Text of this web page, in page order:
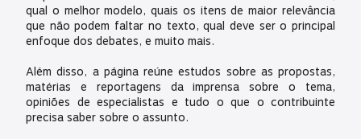
qual o melhor modelo, quais os itens de maior relevância
que não podem faltar no texto, qual deve ser o principal
enfoque dos debates, e muito mais.
Além disso, a página reúne estudos sobre as propostas,
matérias e reportagens da imprensa sobre o tema,
opiniões de especialistas e tudo o que o contribuinte
precisa saber sobre o assunto.